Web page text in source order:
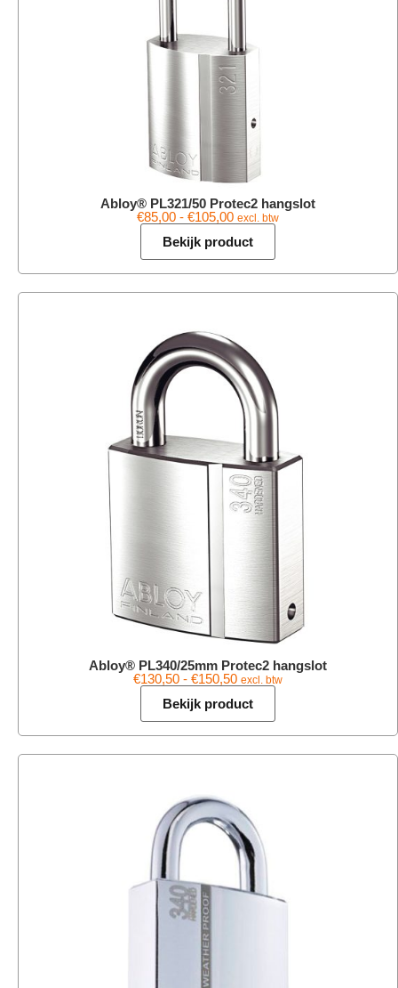
Abloy® PL321/50 Protec2 hangslot
€85,00 - €105,00 excl. btw
Bekijk product
Abloy® PL340/25mm Protec2 hangslot
€130,50 - €150,50 excl. btw
Bekijk product